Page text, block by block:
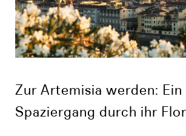
Zur Artemisia werden: Ein
Spaziergang durch ihr